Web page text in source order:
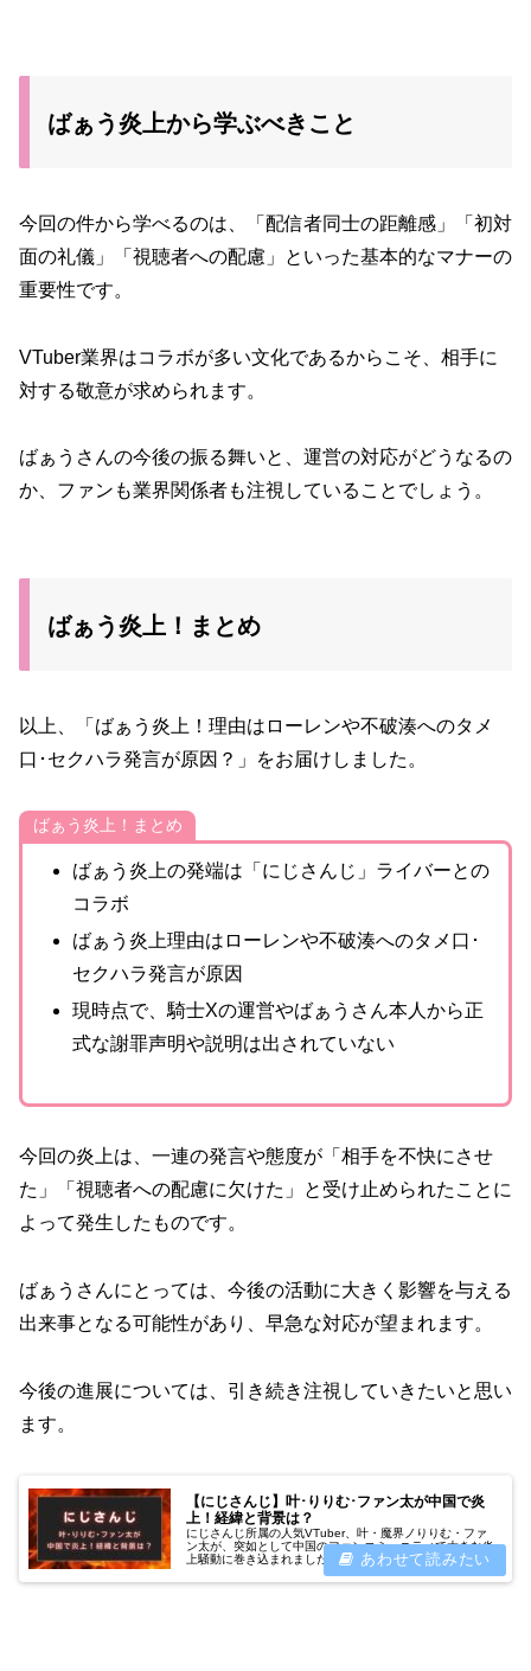
ばぁう炎上から学ぶべきこと
今回の件から学べるのは、「配信者同士の距離感」「初対
面の礼儀」「視聴者への配慮」といった基本的なマナーの
重要性です。
VTuber業界はコラボが多い文化であるからこそ、相手に
対する敬意が求められます。
ばぁうさんの今後の振る舞いと、運営の対応がどうなるの
か、ファンも業界関係者も注視していることでしょう。
ばぁう炎上！まとめ
以上、「ばぁう炎上！理由はローレンや不破湊へのタメ
口･セクハラ発言が原因？」をお届けしました。
ばぁう炎上！まとめ
ばぁう炎上の発端は「にじさんじ」ライバーとの
コラボ
ばぁう炎上理由はローレンや不破湊へのタメ口･
セクハラ発言が原因
現時点で、騎士Xの運営やばぁうさん本人から正
式な謝罪声明や説明は出されていない
今回の炎上は、一連の発言や態度が「相手を不快にさせ
た」「視聴者への配慮に欠けた」と受け止められたことに
よって発生したものです。
ばぁうさんにとっては、今後の活動に大きく影響を与える
出来事となる可能性があり、早急な対応が望まれます。
今後の進展については、引き続き注視していきたいと思い
ます。
【にじさんじ】叶･りりむ･ファン太が中国で炎
上！経緯と背景は？
にじさんじ所属の人気VTuber、叶・魔界ノりりむ・ファ
ン太が、突如として中国のファンコミュニティで大きな炎
上騒動に巻き込まれました。発端となったのは、配信中の
やりとりが「セクハラ」と受け取られたこと、そしてその
一部始終を切り抜いた動画が中...